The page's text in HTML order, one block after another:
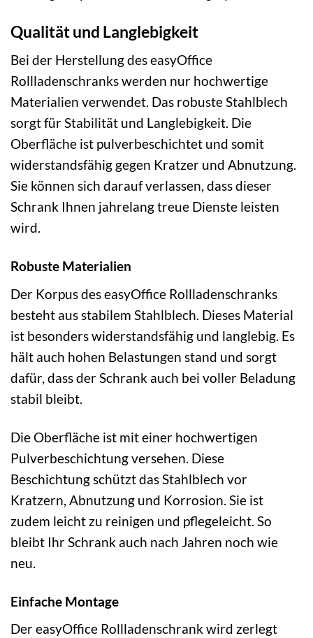
Qualität und Langlebigkeit
Bei der Herstellung des easyOffice
Rollladenschranks werden nur hochwertige
Materialien verwendet. Das robuste Stahlblech
sorgt für Stabilität und Langlebigkeit. Die
Oberfläche ist pulverbeschichtet und somit
widerstandsfähig gegen Kratzer und Abnutzung.
Sie können sich darauf verlassen, dass dieser
Schrank Ihnen jahrelang treue Dienste leisten
wird.
Robuste Materialien
Der Korpus des easyOffice Rollladenschranks
besteht aus stabilem Stahlblech. Dieses Material
ist besonders widerstandsfähig und langlebig. Es
hält auch hohen Belastungen stand und sorgt
dafür, dass der Schrank auch bei voller Beladung
stabil bleibt.
Die Oberfläche ist mit einer hochwertigen
Pulverbeschichtung versehen. Diese
Beschichtung schützt das Stahlblech vor
Kratzern, Abnutzung und Korrosion. Sie ist
zudem leicht zu reinigen und pflegeleicht. So
bleibt Ihr Schrank auch nach Jahren noch wie
neu.
Einfache Montage
Der easyOffice Rollladenschrank wird zerlegt